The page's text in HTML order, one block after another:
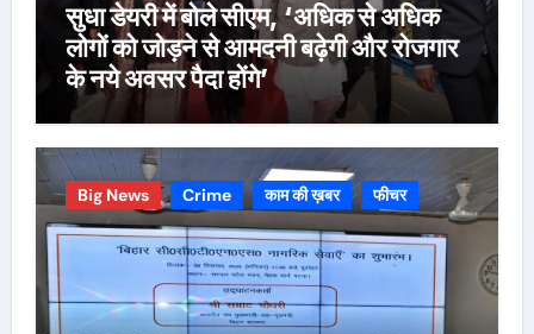
सुधा डेयरी में बोले सीएम, ‘अधिक से अधिक
लोगों को जोड़ने से आमदनी बढ़ेगी और रोजगार
के नये अवसर पैदा होंगे’
Big News Crime काम की ख़बर फीचर